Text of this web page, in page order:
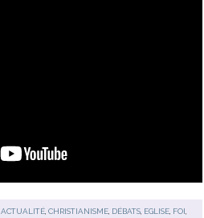
ACTUALITÉ, CHRISTIANISME, DÉBATS, EGLISE, FOI